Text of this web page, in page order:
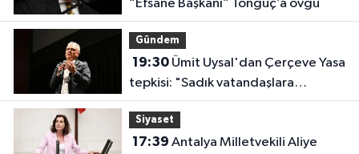
“Efsane Başkanı” Tonguç’a övgü
Gündem
19:30Ümit Uysal'dan Çerçeve Yasa
tepkisi: "Sadık vatandaşlara
haksızlık"
Siyaset
17:39